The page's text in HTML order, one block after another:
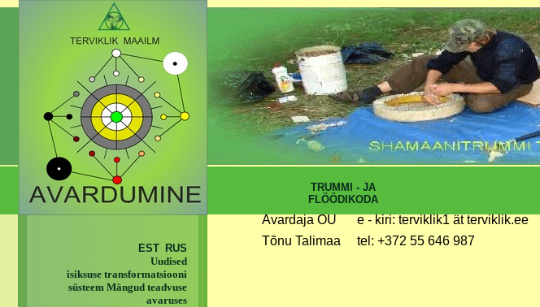
Avardaja OÜ
e - kiri: terviklik1 ät terviklik.ee
Tõnu Talimaa
tel: +372 55 646 987
EST RUS
Uudised
isiksuse transformatsiooni
süsteem Mängud teadvuse
avaruses
TRUMMI - JA
FLÖÖDIKODA